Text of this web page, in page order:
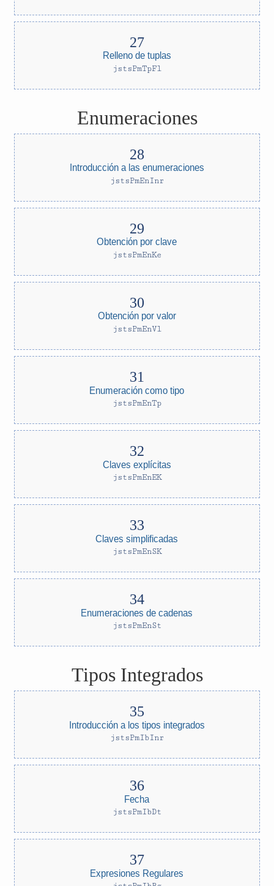
Relleno de tuplas
jstsPmTpFl
Enumeraciones
Introducción a las enumeraciones
jstsPmEnInr
Obtención por clave
jstsPmEnKe
Obtención por valor
jstsPmEnVl
Enumeración como tipo
jstsPmEnTp
Claves explícitas
jstsPmEnEK
Claves simplificadas
jstsPmEnSK
Enumeraciones de cadenas
jstsPmEnSt
Tipos Integrados
Introducción a los tipos integrados
jstsPmIbInr
Fecha
jstsPmIbDt
Expresiones Regulares